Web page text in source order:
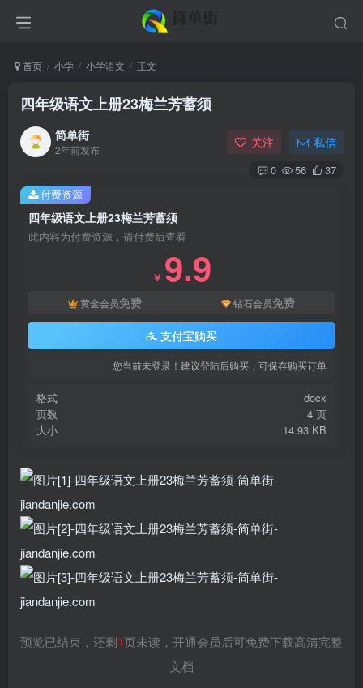
首页 小学 小学语文 正文
四年级语文上册23梅兰芳蓄须
简单街
2年前发布 关注 私信
0 56 37
四年级语文上册23梅兰芳蓄须
此内容为付费资源，请付费后查看
￥ 9.9
黄金会员免费 钻石会员免费
支付宝购买
您当前未登录！建议登陆后购买，可保存购买订单
格式
docx
页数
4 页
大小
14.93 KB
付费资源
预览已结束，还剩1页未读，开通会员后可免费下载高清完整
文档